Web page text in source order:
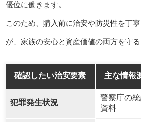
優位に働きます。
このため、購入前に治安や防災性を丁
が、家族の安心と資産価値の両方を守る
確認したい治安要素 主な情報
犯罪発生状況
警察庁の
資料